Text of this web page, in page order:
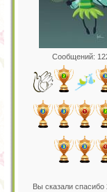
Сообщений:
Вы сказали спасибо